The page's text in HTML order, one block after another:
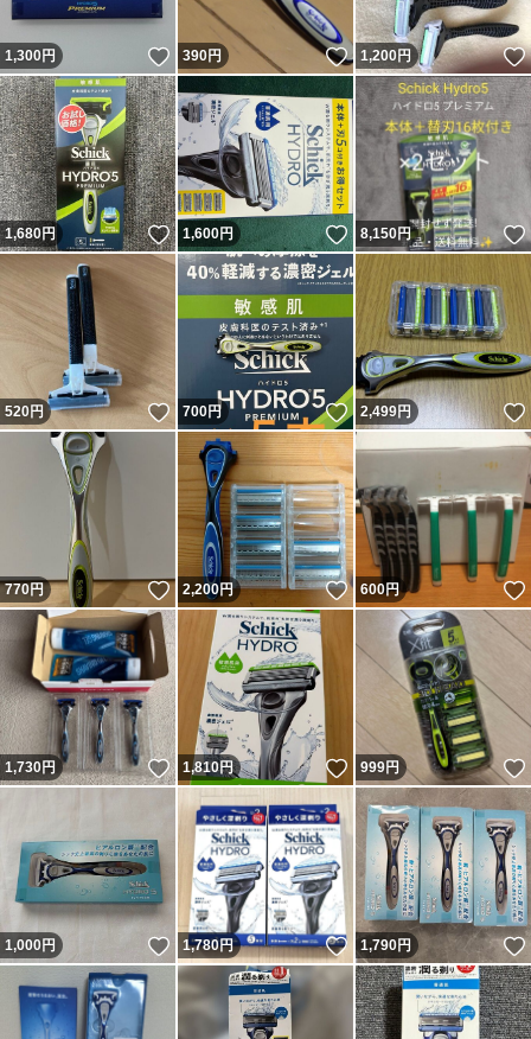
1,300円 いいね！
390円 いいね！
1,200円
1,680円 いいね！
1,600円 いいね！
8,150円
520円 いいね！
700円 いいね！
2,499円
770円 いいね！
2,200円 いいね！
600円
1,730円 いいね！
1,810円 いいね！
999円
1,000円 いいね！
1,780円 いいね！
1,790円